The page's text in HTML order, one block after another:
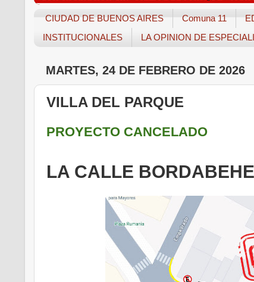
CIUDAD DE BUENOS AIRES Comuna 11
INSTITUCIONALES
LA OPINION DE
MARTES, 24 DE FEBRERO DE 2026
VILLA DEL PARQUE
PROYECTO CANCELADO
LA CALLE